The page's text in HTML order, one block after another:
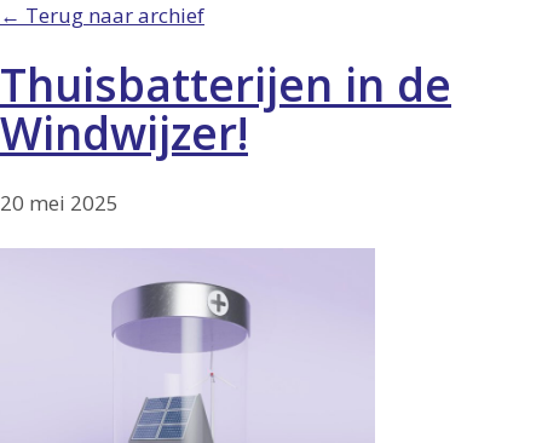
← Terug naar archief
Thuisbatterijen in de
Windwijzer!
20 mei 2025